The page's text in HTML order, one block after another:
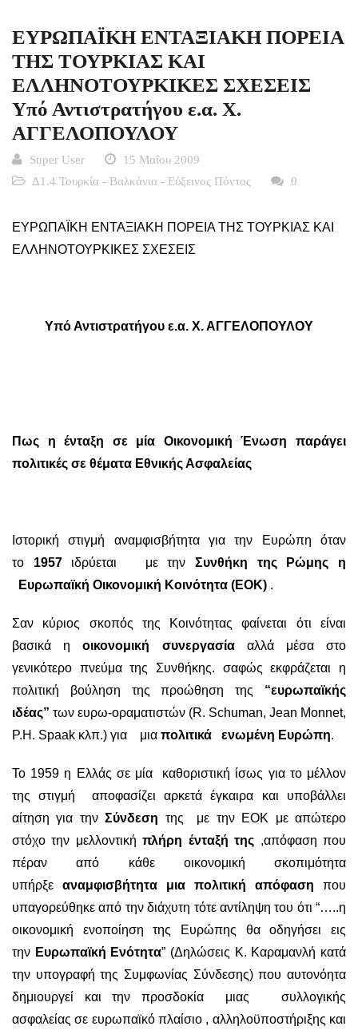
ΕΥΡΩΠΑΪΚΗ ΕΝΤΑΞΙΑΚΗ ΠΟΡΕΙΑ
ΤΗΣ ΤΟΥΡΚΙΑΣ ΚΑΙ
ΕΛΛΗΝΟΤΟΥΡΚΙΚΕΣ ΣΧΕΣΕΙΣ
Υπό Αντιστρατήγου ε.α. Χ.
ΑΓΓΕΛΟΠΟΥΛΟΥ
Super User
15 Μαΐου 2009
Δ1.4 Τουρκία - Βαλκάνια - Εύξεινος Πόντος
0
ΕΥΡΩΠΑΪΚΗ ΕΝΤΑΞΙΑΚΗ ΠΟΡΕΙΑ ΤΗΣ ΤΟΥΡΚΙΑΣ ΚΑΙ
ΕΛΛΗΝΟΤΟΥΡΚΙΚΕΣ ΣΧΕΣΕΙΣ
Υπό Αντιστρατήγου ε.α. Χ. ΑΓΓΕΛΟΠΟΥΛΟΥ
Πως η ένταξη σε μία Οικονομική Ένωση παράγει
πολιτικές σε θέματα Εθνικής Ασφαλείας
Ιστορική στιγμή αναμφισβήτητα για την Ευρώπη όταν
το 1957ιδρύεται με την Συνθήκη της Ρώμης η
Ευρωπαϊκή Οικονομική Κοινότητα (ΕΟΚ) .
Σαν κύριος σκοπός της Κοινότητας φαίνεται ότι είναι
βασικά ηοικονομική συνεργασία αλλά μέσα στο
γενικότερο πνεύμα της Συνθήκης. σαφώς εκφράζεται η
πολιτική βούληση της προώθηση της “ευρωπαϊκής
ιδέας” των ευρω-οραματιστών (R. Schuman, Jean Monnet,
P.H. Spaak κλπ.) για μια πολιτικά ενωμένη Ευρώπη.
Το 1959 η Ελλάς σε μία καθοριστική ίσως για το μέλλον
της στιγμή αποφασίζει αρκετά έγκαιρα και υποβάλλει
αίτηση για τηνΣύνδεση της με την ΕΟΚ με απώτερο
στόχο την μελλοντικήπλήρη ένταξή της ,απόφαση που
πέραν από κάθε οικονομική σκοπιμότητα
υπήρξε αναμφισβήτητα μια πολιτική απόφαση που
υπαγορεύθηκε από την διάχυτη τότε αντίληψη του ότι “…..η
οικονομική ενοποίηση της Ευρώπης θα οδηγήσει εις
την Ευρωπαϊκή Ενότητα” (Δηλώσεις Κ. Καραμανλή κατά
την υπογραφή της Συμφωνίας Σύνδεσης) που αυτονόητα
δημιουργεί και την προσδοκία μιας συλλογικής
ασφαλείας σε ευρωπαϊκό πλαίσιο , αλληλοϋποστήριξης και